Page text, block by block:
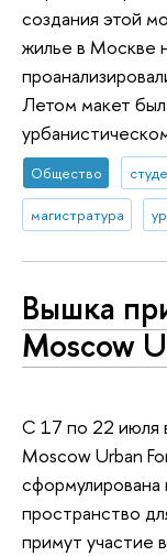
создания этой
жилье в Москве
Летом макет
Общество
магистратура
Вышка
Moscow
С 17 по 22 июля
Moscow Urban
пространство
примут участие